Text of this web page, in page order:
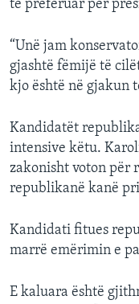
të preferuar për
“Unë jam
gjashtë fëmijë të
kjo është në gjakun
Kandidatët
intensive këtu.
zakonisht voton për
republikanë kanë
Kandidati fitues
marrë emërimin e
E kaluara është